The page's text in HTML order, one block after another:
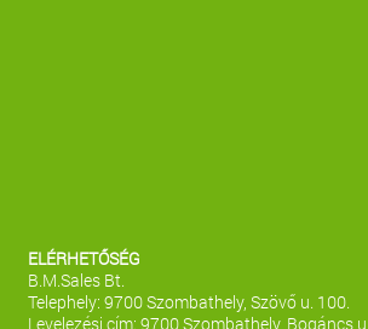
ELÉRHETŐSÉG
B.M.Sales Bt.
Telephely: 9700 Szombathely, Szövő u. 100.
Levelezési cím: 9700 Szombathely, Bogáncs